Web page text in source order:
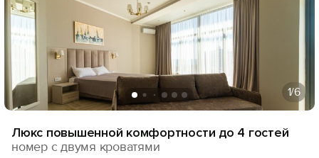
1/6
Люкс повышенной комфортности до 4 гостей
номер с двумя кроватями